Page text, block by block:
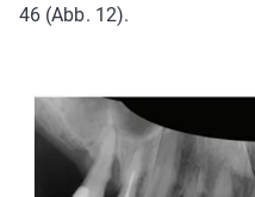
46 (Abb. 12).